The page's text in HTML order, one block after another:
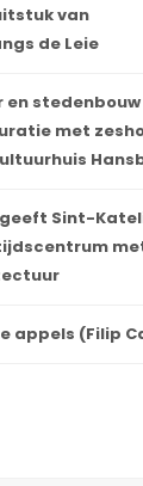
van
de Leie
en stedenbouw
met
Sint-
appels (Filip